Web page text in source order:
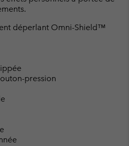
déperlant Omni-Shield™
pression